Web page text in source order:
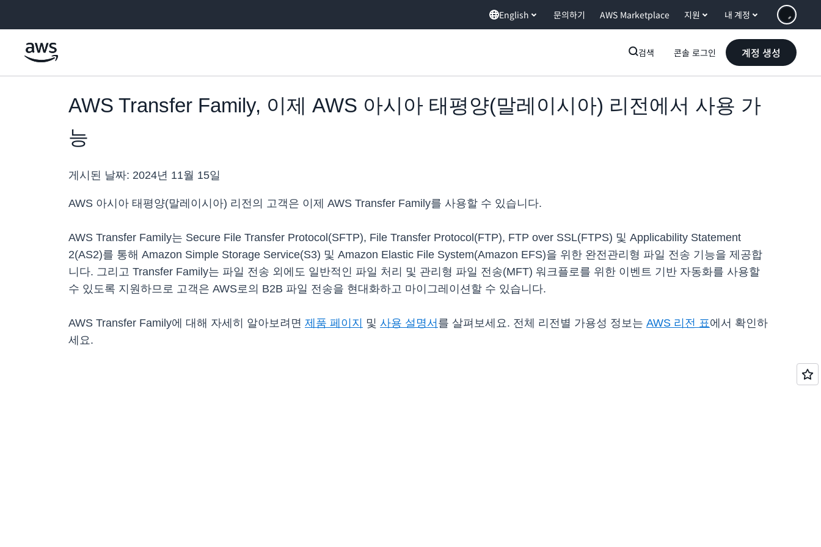
English 문의하기 AWS Marketplace 지원 내 계정
검색 콘솔 로그인 계정 생성
AWS Transfer Family, 이제 AWS 아시아 태평양(말레이시아) 리전에서 사용 가
능
게시된 날짜: 2024년 11월 15일
AWS 아시아 태평양(말레이시아) 리전의 고객은 이제 AWS Transfer Family를 사용할 수 있습니다.
AWS Transfer Family는 Secure File Transfer Protocol(SFTP), File Transfer Protocol(FTP), FTP over SSL(FTPS) 및 Applicability Statement
2(AS2)를 통해 Amazon Simple Storage Service(S3) 및 Amazon Elastic File System(Amazon EFS)을 위한 완전관리형 파일 전송 기능을 제공합
니다. 그리고 Transfer Family는 파일 전송 외에도 일반적인 파일 처리 및 관리형 파일 전송(MFT) 워크플로를 위한 이벤트 기반 자동화를 사용할
수 있도록 지원하므로 고객은 AWS로의 B2B 파일 전송을 현대화하고 마이그레이션할 수 있습니다.
AWS Transfer Family에 대해 자세히 알아보려면 제품 페이지 및 사용 설명서 를 살펴보세요. 전체 리전별 가용성 정보는 AWS 리전 표에서 확인하
세요.